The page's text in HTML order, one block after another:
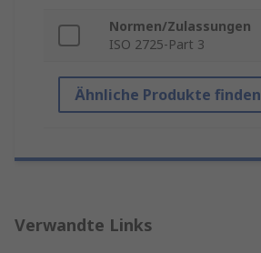
Normen/Zulassungen
ISO 2725-Part 3
Ähnliche Produkte finden
Verwandte Links